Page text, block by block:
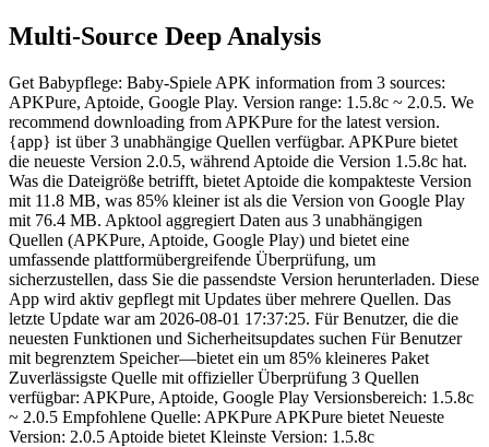
Multi-Source Deep Analysis
Get Babypflege: Baby-Spiele APK information from 3 sources:
APKPure, Aptoide, Google Play. Version range: 1.5.8c ~ 2.0.5. We
recommend downloading from APKPure for the latest version.
{app} ist über 3 unabhängige Quellen verfügbar. APKPure bietet
die neueste Version 2.0.5, während Aptoide die Version 1.5.8c hat.
Was die Dateigröße betrifft, bietet Aptoide die kompakteste Version
mit 11.8 MB, was 85% kleiner ist als die Version von Google Play
mit 76.4 MB. Apktool aggregiert Daten aus 3 unabhängigen
Quellen (APKPure, Aptoide, Google Play) und bietet eine
umfassende plattformübergreifende Überprüfung, um
sicherzustellen, dass Sie die passendste Version herunterladen. Diese
App wird aktiv gepflegt mit Updates über mehrere Quellen. Das
letzte Update war am 2026-08-01 17:37:25. Für Benutzer, die die
neuesten Funktionen und Sicherheitsupdates suchen Für Benutzer
mit begrenztem Speicher—bietet ein um 85% kleineres Paket
Zuverlässigste Quelle mit offizieller Überprüfung 3 Quellen
verfügbar: APKPure, Aptoide, Google Play Versionsbereich: 1.5.8c
~ 2.0.5 Empfohlene Quelle: APKPure APKPure bietet Neueste
Version: 2.0.5 Aptoide bietet Kleinste Version: 1.5.8c